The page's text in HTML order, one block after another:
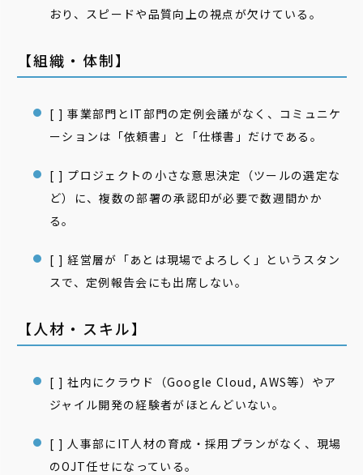
おり、スピードや品質向上の視点が欠けている。
【組織・体制】
[ ] 事業部門とIT部門の定例会議がなく、コミュニケ
ーションは「依頼書」と「仕様書」だけである。
[ ] プロジェクトの小さな意思決定（ツールの選定な
ど）に、複数の部署の承認印が必要で数週間かか
る。
[ ] 経営層が「あとは現場でよろしく」というスタン
スで、定例報告会にも出席しない。
【人材・スキル】
[ ] 社内にクラウド（Google Cloud, AWS等）やア
ジャイル開発の経験者がほとんどいない。
[ ] 人事部にIT人材の育成・採用プランがなく、現場
のOJT任せになっている。